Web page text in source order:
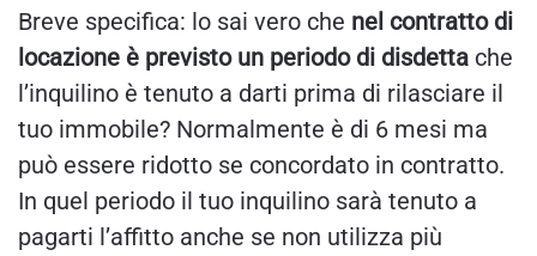
Breve specifica: lo sai vero che nel contratto di
locazione è previsto un periodo di disdetta che
l’inquilino è tenuto a darti prima di rilasciare il
tuo immobile? Normalmente è di 6 mesi ma
può essere ridotto se concordato in contratto.
In quel periodo il tuo inquilino sarà tenuto a
pagarti l’affitto anche se non utilizza più